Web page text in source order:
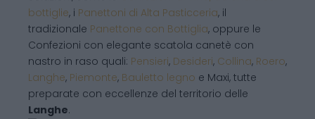
bottiglie, i Panettoni di Alta Pasticceria, il
tradizionale Panettone con Bottiglia, oppure le
Confezioni con elegante scatola canetè con
nastro in raso quali: Pensieri, Desideri, Collina, Roero,
Langhe, Piemonte, Bauletto legno e Maxi, tutte
preparate con eccellenze del territorio delle
Langhe.